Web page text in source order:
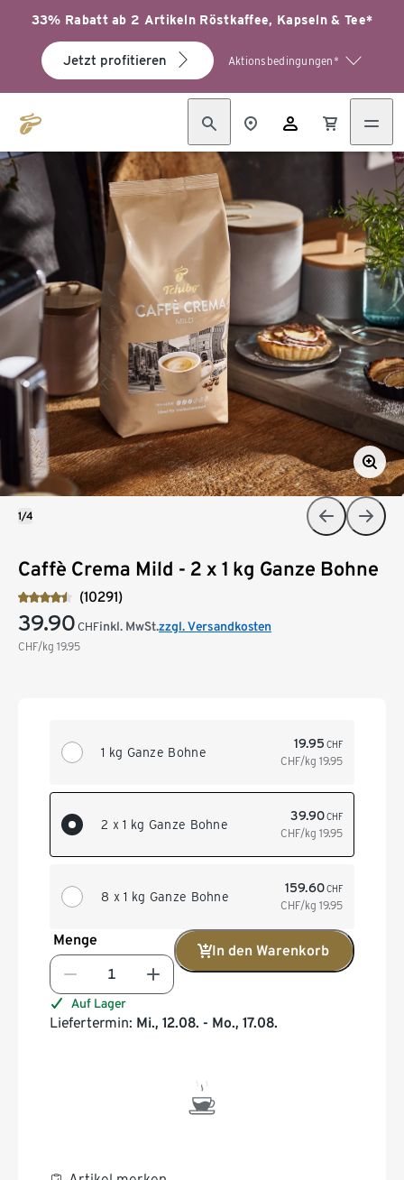
33% Rabatt ab 2 Artikeln Röstkaffee, Kapseln & Tee*
Jetzt profitieren Aktionsbedingungen*
Caffè Crema Mild - 2 x 1 kg Ganze Bohne
(10291)
39.90 CHF
CHF/kg 19.95
inkl. MwSt.zzgl. Versandkosten
1 kg Ganze Bohne
19.95 CHF
CHF/kg 19.95
2 x 1 kg Ganze Bohne
39.90CHF
CHF/kg 19.95
8 x 1 kg Ganze Bohne
159.60CHF
CHF/kg 19.95
Menge
In den Warenkorb
Auf Lager
Liefertermin: Mi., 12.08. - Mo., 17.08.
1/4